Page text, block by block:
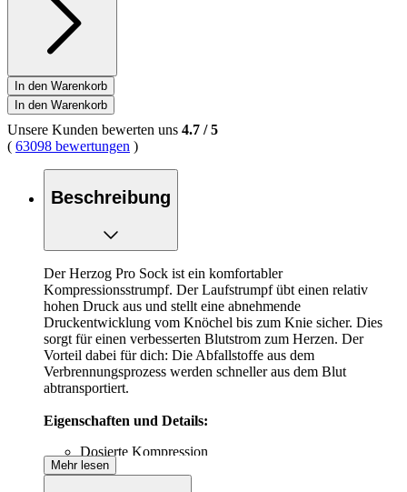
In den Warenkorb
In den Warenkorb
Unsere Kunden bewerten uns 4.7 /5
( 63098 bewertungen )
Beschreibung
Der Herzog Pro Sock ist ein komfortabler
Kompressionsstrumpf. Der Laufstrumpf übt einen relativ
hohen Druck aus und stellt eine abnehmende
Druckentwicklung vom Knöchel bis zum Knie sicher. Dies
sorgt für einen verbesserten Blutstrom zum Herzen. Der
Vorteil dabei für dich: Die Abfallstoffe aus dem
Verbrennungsprozess werden schneller aus dem Blut
abtransportiert.
Eigenschaften und Details:
Dosierte Kompression
Verringerte Druckentwicklung vom Knöchel bis zum
Mehr lesen